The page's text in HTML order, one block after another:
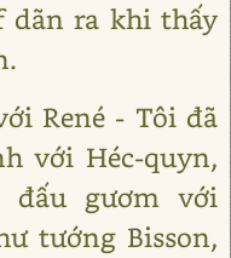
dãn ra khi thấy
René - Tôi đã
với Héc-quyn,
đấu gươm với
tướng Bisson,